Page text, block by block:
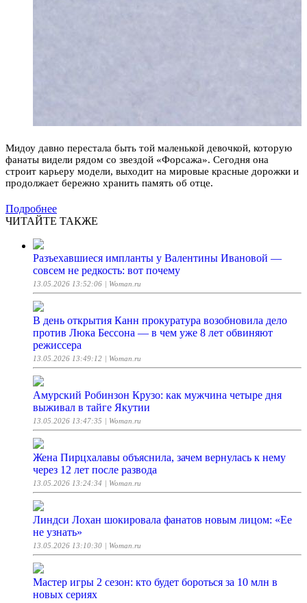
Мидоу давно перестала быть той маленькой девочкой, которую
фанаты видели рядом со звездой «Форсажа». Сегодня она
строит карьеру модели, выходит на мировые красные дорожки и
продолжает бережно хранить память об отце.
Подробнее
ЧИТАЙТЕ ТАКЖЕ
Разъехавшиеся импланты у Валентины Ивановой —
совсем не редкость: вот почему
13.05.2026 13:52:06 | Woman.ru
В день открытия Канн прокуратура возобновила дело
против Люка Бессона — в чем уже 8 лет обвиняют
режиссера
13.05.2026 13:49:12 | Woman.ru
Амурский Робинзон Крузо: как мужчина четыре дня
выживал в тайге Якутии
13.05.2026 13:47:35 | Woman.ru
Жена Пирцхалавы объяснила, зачем вернулась к нему
через 12 лет после развода
13.05.2026 13:24:34 | Woman.ru
Линдси Лохан шокировала фанатов новым лицом: «Ее
не узнать»
13.05.2026 13:10:30 | Woman.ru
Мастер игры 2 сезон: кто будет бороться за 10 млн в
новых сериях